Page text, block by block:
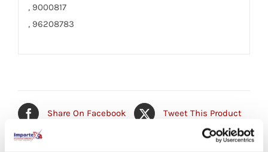
, 9000817
, 96208783
Share On Facebook Tweet This Product